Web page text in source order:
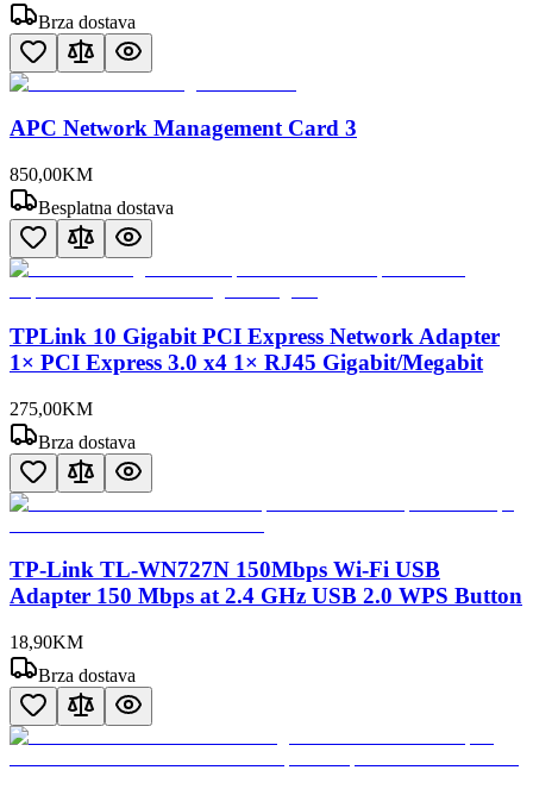
Brza dostava
APC Network Management Card 3
850,00KM
Besplatna dostava
TPLink 10 Gigabit PCI Express Network Adapter
1× PCI Express 3.0 x4 1× RJ45 Gigabit/Megabit
275,00KM
Brza dostava
TP-Link TL-WN727N 150Mbps Wi-Fi USB
Adapter 150 Mbps at 2.4 GHz USB 2.0 WPS Button
18,90KM
Brza dostava